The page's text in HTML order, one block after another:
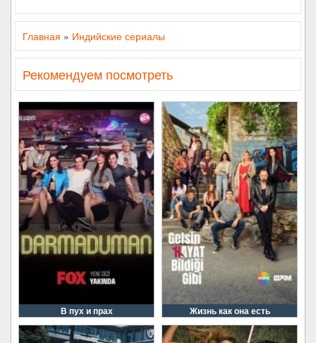
Главная » Индийские сериалы
Рекомендуем посмотреть
В пух и прах Жизнь как она есть